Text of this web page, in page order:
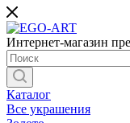
Интернет-магазин
Каталог
Все украшения